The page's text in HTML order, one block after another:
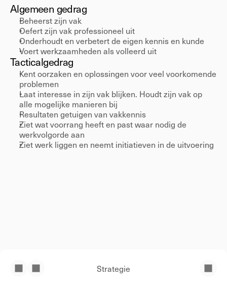
Strategie
Algemeen gedrag
Beheerst zijn vak
Oefert zijn vak professioneel uit
Onderhoudt en verbetert de eigen kennis en kunde
Voert werkzaamheden als volleerd uit
Tacticalgedrag
Kent oorzaken en oplossingen voor veel voorkomende
problemen
Laat interesse in zijn vak blijken. Houdt zijn vak op
alle mogelijke manieren bij
Resultaten getuigen van vakkennis
Ziet wat voorrang heeft en past waar nodig de
werkvolgorde aan
Ziet werk liggen en neemt initiatieven in de uitvoering